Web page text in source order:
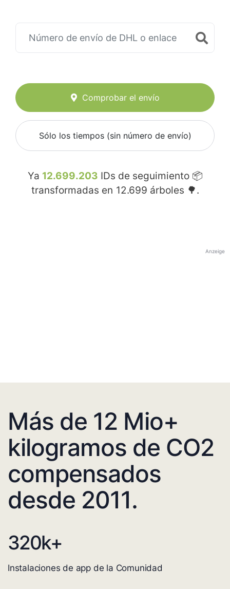
Comprobar el envío
Sólo los tiempos (sin número de envío)
Ya 12.699.203 IDs de seguimiento 📦
transformadas en 12.699 árboles 🌳.
Anzeige
Más de 12 Mio+
kilogramos de CO2
compensados
desde 2011.
320k+
Instalaciones de app de la Comunidad